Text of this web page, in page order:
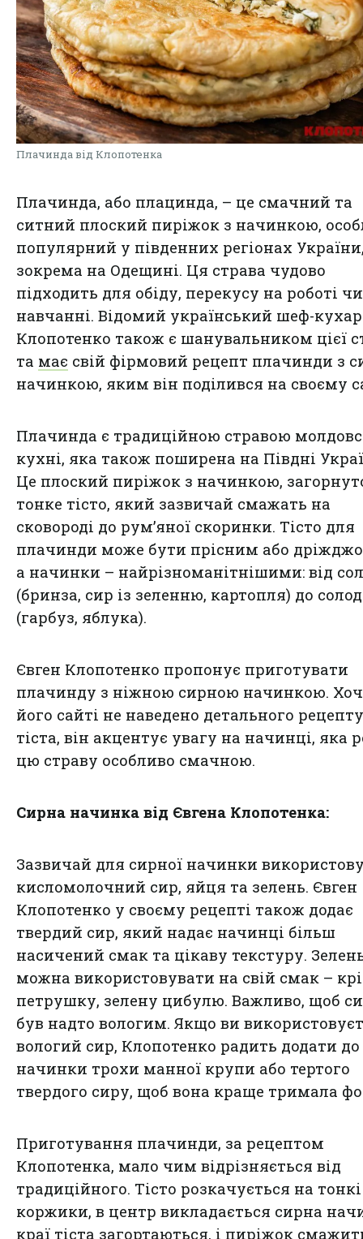
Плачинда від Клопотенка
Плачинда, або плацинда, – це смачний та
ситний плоский пиріжок з начинкою,
популярний у південних регіонах
зокрема на Одещині. Ця страва чудово
підходить для обіду, перекусу на роботі чи
навчанні. Відомий український шеф-
Клопотенко також є шанувальником цієї
та має свій фірмовий рецепт плачинди з
начинкою, яким він поділився на своєму
Плачинда є традиційною стравою
кухні, яка також поширена на Півдні
Це плоский пиріжок з начинкою,
тонке тісто, який зазвичай смажать на
сковороді до рум’яної скоринки. Тісто для
плачинди може бути прісним або
а начинки – найрізноманітнішими: від
(бринза, сир із зеленню, картопля) до
(гарбуз, яблука).
Євген Клопотенко пропонує приготувати
плачинду з ніжною сирною начинкою.
його сайті не наведено детального рецепту
тіста, він акцентує увагу на начинці, яка
цю страву особливо смачною.
Сирна начинка від Євгена Клопотенка:
Зазвичай для сирної начинки
кисломолочний сир, яйця та зелень. Євген
Клопотенко у своєму рецепті також додає
твердий сир, який надає начинці більш
насичений смак та цікаву текстуру.
можна використовувати на свій смак –
петрушку, зелену цибулю. Важливо, щоб
був надто вологим. Якщо ви
вологий сир, Клопотенко радить додати до
начинки трохи манної крупи або тертого
твердого сиру, щоб вона краще тримала
Приготування плачинди, за рецептом
Клопотенка, мало чим відрізняється від
традиційного. Тісто розкачується на тонкі
коржики, в центр викладається сирна
краї тіста загортаються, і пиріжок